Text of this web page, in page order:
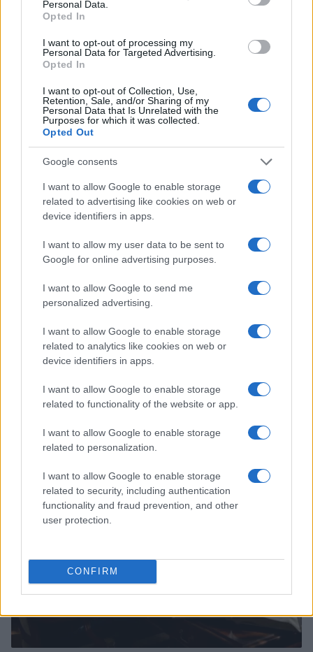
Personal Data.
Opted In
I want to opt-out of processing my
Personal Data for Targeted Advertising.
Opted In
I want to opt-out of Collection, Use,
Retention, Sale, and/or Sharing of my
Personal Data that Is Unrelated with the
Purposes for which it was collected.
Opted Out
Google consents
I want to allow Google to enable storage
related to advertising like cookies on web or
device identifiers in apps.
I want to allow my user data to be sent to
Google for online advertising purposes.
I want to allow Google to send me
personalized advertising.
I want to allow Google to enable storage
related to analytics like cookies on web or
device identifiers in apps.
I want to allow Google to enable storage
related to functionality of the website or app.
I want to allow Google to enable storage
related to personalization.
I want to allow Google to enable storage
related to security, including authentication
functionality and fraud prevention, and other
user protection.
CONFIRM
servizio su sartorie locali; da allora guida
redazione propone palette sobrie e mantiene
un archivio personale di tagli e cartamodelli
Continua a leggere